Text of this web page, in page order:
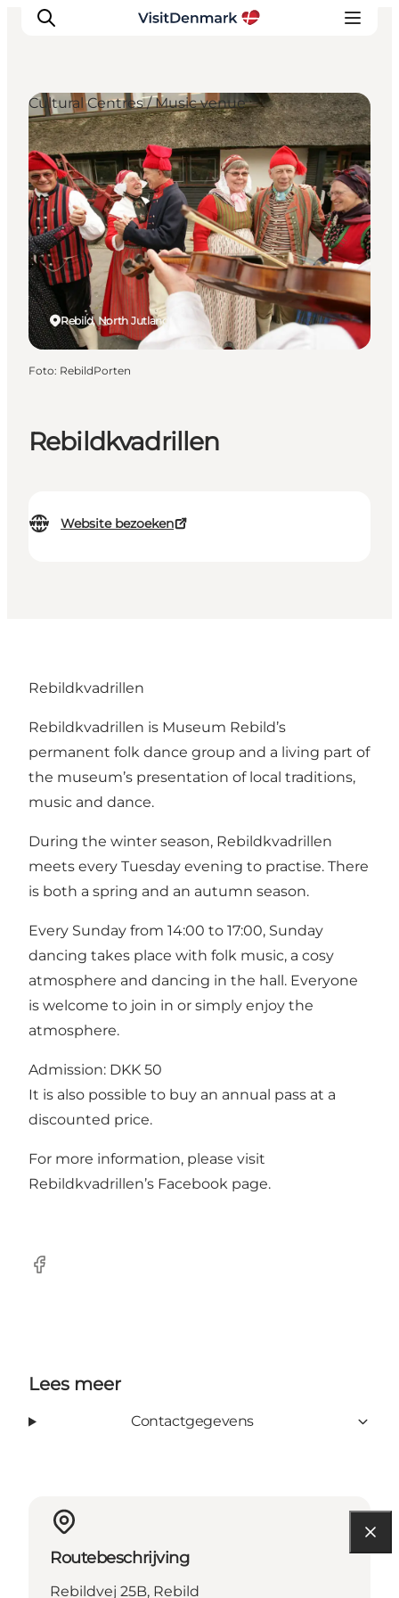
Inspiratie
Bestemmingen
Wat te doen
Accommodaties
Plan je reis
Rebildkvadrillen
Website bezoeken
Rebild, North Jutland
Cultural Centres / Music venue
Foto: RebildPorten
Rebildkvadrillen
Rebildkvadrillen is Museum Rebild’s
permanent folk dance group and a living part of
the museum’s presentation of local traditions,
music and dance.
During the winter season, Rebildkvadrillen
meets every Tuesday evening to practise. There
is both a spring and an autumn season.
Every Sunday from 14:00 to 17:00, Sunday
dancing takes place with folk music, a cosy
atmosphere and dancing in the hall. Everyone
is welcome to join in or simply enjoy the
atmosphere.
Admission: DKK 50
It is also possible to buy an annual pass at a
discounted price.
For more information, please visit
Rebildkvadrillen’s Facebook page.
Facebook
Lees meer
Contactgegevens
Routebeschrijving
Rebildvej 25B, Rebild